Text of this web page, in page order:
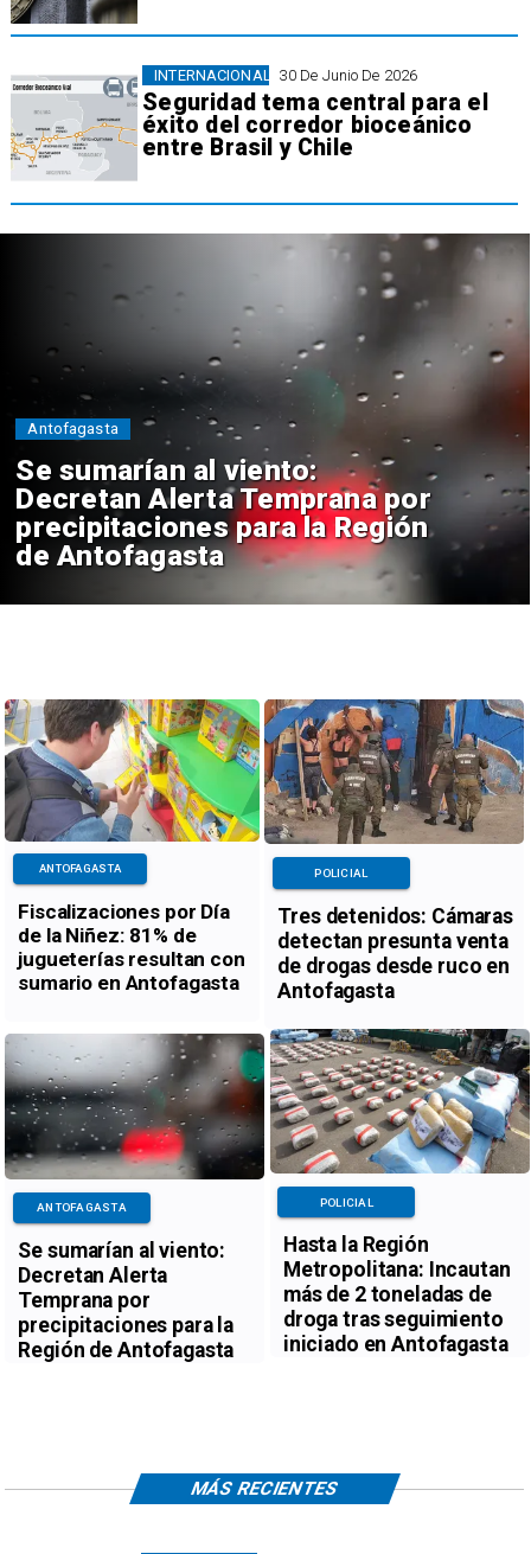
30 De Junio De 2026
Seguridad tema central para el
éxito del corredor bioceánico
entre Brasil y Chile
INTERNACIONAL
Se sumarían al viento:
Decretan Alerta Temprana por
precipitaciones para la Región
de Antofagasta
Antofagasta
Fiscalizaciones por Día
de la Niñez: 81% de
jugueterías resultan con
sumario en Antofagasta
ANTOFAGASTA
Tres detenidos: Cámaras
detectan presunta venta
de drogas desde ruco en
Antofagasta
POLICIAL
Se sumarían al viento:
Decretan Alerta
Temprana por
precipitaciones para la
Región de Antofagasta
ANTOFAGASTA
Hasta la Región
Metropolitana: Incautan
más de 2 toneladas de
droga tras seguimiento
iniciado en Antofagasta
POLICIAL
MÁS RECIENTES